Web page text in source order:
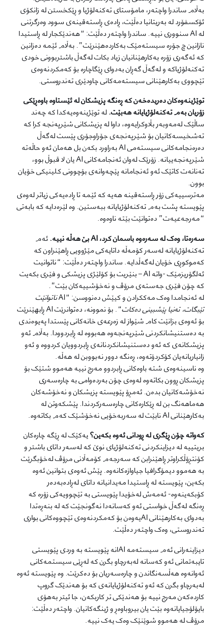
بەڵام ساندرا واچتەر، مامۆستای تەکنەلۆژیا و ڕێکخستن لە زانکۆی
ئۆکسفۆرد لە بەریتانیا دەڵێت، ڕادەی ڕاستەقینەی سوود وەرگرتنی
لە AI سنووری نییە. ساندرا واچتەر دەڵێت: “هەندێکجار لە ڕاستیدا
نازانین چ جۆرە سیستەمێک بەکاردەهێنرێت”. بەڵام ئێمە دەزانین
کە ئەگەری زۆرە بەکارهێنانیان زیاد بکات لەگەڵ باشتربوونی خودی
تەکنەلۆژیاکە و لەگەڵ گەڕان بەدوای ڕێگاچارە بۆ کەمکردنەوەی
تێچووی بەکارهێنانی سیستەمەکانی چاودێری تەندروستی.
توێژینەوەکان دەریدەخەن کە ڕەنگە پزیشکان لە ئێستاوە باوەڕێکی
زۆریان بەم تەکنەلۆژیایانە هەبێت.لە توێژینەوەیەکدا کە چەند
ساڵێک لەمەوبەر بڵاوکرایەوە، داوا لە پزیشکانی شێرپەنجە کرا کە
تەشخیسەکانیان بۆ شێرپەنجەی جۆراوجۆری پێست لەگەڵ
دەرەنجامەکانی سیستەمی AI بەراورد بکەن بل هەمان ئەو حاڵەتە
شێرپەنجەییانە. زۆرێک لەوان ئەنجامەکانی AI یان لا قبوڵ بوو،
تەنانەت کاتێک ئەو ئەنجامانە پێچەوانەی بۆچوونی کلینیکی خۆیان
بوون.
مەترسییەکی زۆر ڕاستەقینە هەیە کە ئێمە تا ڕادەیەکی زیاتر لەوەی
پێویستە پشت بەم تەکنەلۆژیایانە ببەستین. وە لێرەدایە کە بابەتی
“مەرجەعیەت” دەتوانێت بێتە ناوەوە.
سەرەتا، وەک لە سەرەوە باسمان کرد، AI بێ هەڵە نییە.
ئەم
تەکنەلۆژیایانە لەسەر کۆمەڵە داتایەکی مێژوویی ڕاهێنراون کە
کەموکوڕی خۆیان لەگەڵدایە. ساندرا واچتەر دەڵێت: “ناتوانیت
ئەلگۆریزمێک -واتە AI – بنێریت بۆ کۆلێژی پزیشکی و فێری بکەیت
کە چۆن فێری جەستەی مرۆڤ و نەخۆشییەکان بێت”.
لە ئەنجامدا وەک مەککرادن و کیێش دەنووسن: “AI
ناتوانێت
تێبگات، تەنیا پێشبینی دەکات
“. بۆ نموونە، دەتوانرێت AI ڕابهێنرێت
بۆ ئەوەی بزانێت کام شێواز لە زەرعەی خانەکانی پێستدا پەیوەندی
بە دەستنیشانکردنی شێرپەنجەوە هەبووە لە ڕابردوودا. بەڵام ئەو
پزیشکانەی کە ئەو دەستنیشانکردنانەی ڕابردوویان کردووە و ئەو
زانیاریانەیان کۆکردۆتەوە، ڕەنگە دوور نەبووبن لە هەڵە.
وە ناسینەوەی شتە باوەکانی ڕابردوو مەرج نییە هەموو شتێک بۆ
پزیشکان ڕوون بکاتەوە لەوەی چۆن بەردەوامی بە چارەسەری
نەخۆشەکانیان بدەن. ئەمڕۆ پێویستە پزیشکان و نەخۆشەکان
هەماهەنگ بن لە ڕێکارەکانی چارەسەرکردندا. پێشکەوتن لە
بەکارهێنانی AI نابێت لە سەربەخۆیی نەخۆشێک کەم بکاتەوە.
کەواتە چۆن ڕێگری لە ڕودانی ئەوە بکەین؟یەکێک لە ڕێگە چارەکان
بریتییە لە دیزاینکردنی تەکنەلۆژیای نوێ کە لەسەر داتای باشتر و
کۆنتڕۆڵکراوتر ڕاهێنرابن کە سەرجەم کۆمەڵانی مرۆڤ لەخۆبگرێت
بە هەموو دیمۆگرافیا جیاوازەکانەوە. پێش ئەوەی بتوانین ئەوە
بکەین، پێویستە لە ڕاستیدا مەیدانیانە داتای لەڕادەبەدەر
کۆبکەینەوە- ئەمەش لەخۆیدا پێویستی بە تێچوویەکی زۆرە کە
ڕەنگە لەگەڵ خواستی ئەو کەسانەدا نەگونجێت کە لە بنەڕەتدا
بەدوای بەکارهێنانی AIیەوەن بۆ کەمکردنەوەی تێچووەکانی بواری
تەندروستی، وەک واچتەر دەڵێت.
دیزاینەرانی ئەم سیستەمە AIانە پێویستە بە وردی پێویستی
تایبەتمانی ئەو کەسانە لەبەرچاو بگرن کە لەڕێی سیستمەکانی
ئەوانەوە هەڵسەنگاندن و چارەسەریان بۆ دەکرێت. وە پێویستە ئەوە
لەبەرچاو بگرن کە ئەو تەکنەلۆژیایانەی کە بۆ هەندێک گروپ
کاردەکەن مەرج نییە بۆ هەندێکی تر کاربکەن، جا ئیتر بەهۆی
بایۆلۆجیایانەوە بێت یان بیروباوەڕ و ژینگەکانیان. واچتەر دەڵێت:
مرۆڤ لە هەموو شوێنێک وەک یەک نییە.